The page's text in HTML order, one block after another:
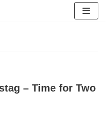
– Time for Two